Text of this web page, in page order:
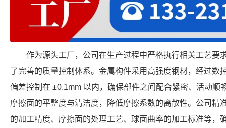
作为源头工厂，公司在生产过程中严格执行相关工艺要
了完善的质量控制体系。金属构件采用高强度钢材，经过数
偏差控制在 ±0.1mm 以内，确保部件之间配合紧密、活动顺
摩擦面的平整度与清洁度，降低摩擦系数的离散性。公司精
的加工精度、摩擦面的处理工艺、球面曲率的加工标准等，